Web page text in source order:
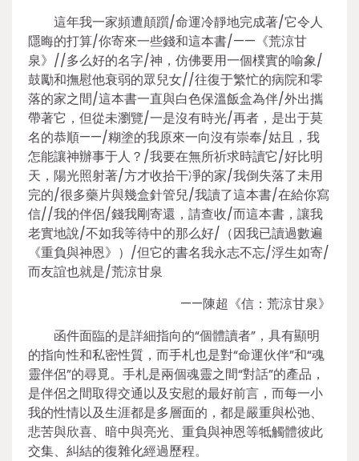
這年我一家頻遭顛躓/命運冷靜地完成著/它令人
隱晦的打算/你寄來一些錢和這本書/——《荒涼甘
泉》//多么好的名字/神，仿佛要用一個樸實的喻象/
鼓勵和撫慰他衰弱的眾兒女//往復于繁忙的病院和零
落的家之間/這本書一直與白色保溫飯盒為伴/外出攜
帶著它，但從未瀏覽/一是沒有時光/再者，是出于莫
名的恭順——/糊塗的我原來一向沒有崇奉/姑且，我
怎能讓神辦事于人？/我要在無所祈求時讀它/好比明
天，陽光照射著/方才收拾干凈的家/我倒失落了未用
完的/很多藥片與幾盒針管兒/我讀了這本書/在給你寫
信//我的伴侶/錢我剛寄還，請查收/而這本書，讓我
老實地說/不如我等待中的那么好/（因我已讀過數遍
《重負與神恩》）/但它的書名我永志不忘/浮生如寄/
而友誼也就是/荒涼甘泉
——陳超《信：荒涼甘泉》
函件面臨的是詳細指向的“個體讀者”，具有顯明
的指向性和私密性質，而手札也是對“命運伙伴”和“魂
靈伴侶”的尋覓。手札是兩個魂靈之間“對話”的產品，
是伴侶之間取得交通以及安慰的最好前言，而每一小
我的性情以及生涯都是多層面的，都是嚴重與松弛、
悲苦與欣喜、暗中與亮光、重負與神恩等牴觸體彼此
交集、糾結的復雜化經過歷程。